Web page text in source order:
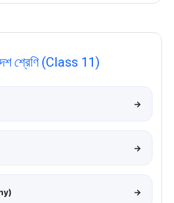
শ্রেণি (Class 11)
→
→
→